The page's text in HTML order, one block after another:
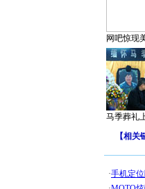
网吧惊现
马季葬礼
【相关